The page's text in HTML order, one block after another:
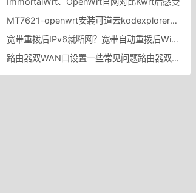
MT7621-openwrt安装可道云kodexplorer轻量化NAS
宽带重拨后IPv6就断网？宽带自动重拨后Win10的IPv6失效
路由器双WAN口设置一些常见问题路由器双WAN口设置踩坑